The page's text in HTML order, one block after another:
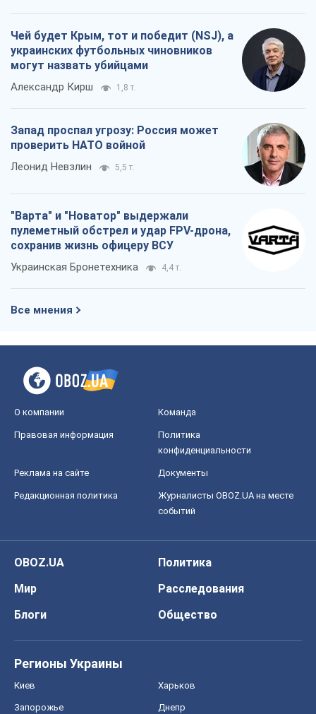
Чей будет Крым, тот и победит (NSJ), а
украинских футбольных чиновников
могут назвать убийцами
Александр Кирш 1,8 т.
Запад проспал угрозу: Россия может
проверить НАТО войной
Леонид Невзлин 5,5 т.
"Варта" и "Новатор" выдержали
пулеметный обстрел и удар FPV-дрона,
сохранив жизнь офицеру ВСУ
Украинская Бронетехника 4,4 т.
Все мнения
О компании Команда
Правовая информация
Политика
конфиденциальности
Реклама на сайте Документы
Редакционная политика
Журналисты OBOZ.UA на месте
событий
OBOZ.UA
Политика
Мир
Расследования
Блоги
Общество
Регионы Украины
Киев Харьков
Запорожье Днепр